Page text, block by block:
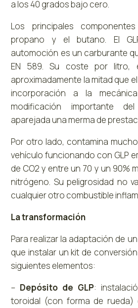
a los 40 grados bajo cero.
Los principales
propano y el butano. El
automoción es un carburante
EN 589. Su coste por litro,
aproximadamente la mitad que
incorporación a la
modificación importante
aparejada una merma de
Por otro lado, contamina
vehículo funcionando con GLP
de CO2 y entre un 70 y un 90%
nitrógeno. Su peligrosidad no
cualquier otro combustible
La transformación
Para realizar la adaptación de
que instalar un kit de
siguientes elementos:
– Depósito de GLP:
toroidal (con forma de